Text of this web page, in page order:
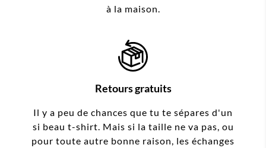
à la maison.
Retours gratuits
Il y a peu de chances que tu te sépares d'un
si beau t-shirt. Mais si la taille ne va pas, ou
pour toute autre bonne raison, les échanges